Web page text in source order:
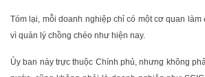
Tóm lại, mỗi doanh nghiệp chỉ có một cơ quan
vì quản lý chồng chéo như hiện nay.
Ủy ban này trực thuộc Chính phủ, nhưng không